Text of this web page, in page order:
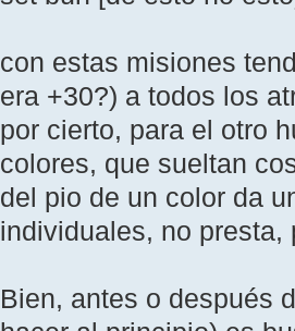
con estas misiones
era +30?) a todos los
por cierto, para el otro
colores, que sueltan
del pio de un color da
individuales, no presta,
Bien, antes o después